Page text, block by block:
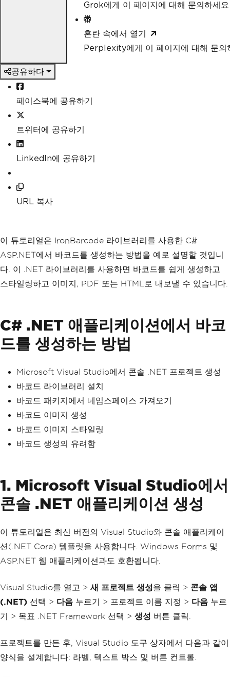
Grok에게 이 페이지에 대해 문의하세요
혼란 속에서 열기
Perplexity에게 이 페이지에 대해 문의
공유하다
페이스북에 공유하기
트위터에 공유하기
LinkedIn에 공유하기
URL 복사
이 튜토리얼은 IronBarcode 라이브러리를 사용한 C#
ASP.NET에서 바코드를 생성하는 방법을 예로 설명할 것입니
다. 이 .NET 라이브러리를 사용하면 바코드를 쉽게 생성하고
스타일링하고 이미지, PDF 또는 HTML로 내보낼 수 있습니다.
C# .NET 애플리케이션에서 바코
드를 생성하는 방법
Microsoft Visual Studio에서 콘솔 .NET 프로젝트 생성
바코드 라이브러리 설치
바코드 패키지에서 네임스페이스 가져오기
바코드 이미지 생성
바코드 이미지 스타일링
바코드 생성의 유려함
1. Microsoft Visual Studio에서
콘솔 .NET 애플리케이션 생성
이 튜토리얼은 최신 버전의 Visual Studio와 콘솔 애플리케이
션(.NET Core) 템플릿을 사용합니다. Windows Forms 및
ASP.NET 웹 애플리케이션과도 호환됩니다.
Visual Studio를 열고 > 새 프로젝트 생성을 클릭 > 콘솔 앱
(.NET) 선택 > 다음 누르기 > 프로젝트 이름 지정 > 다음 누르
기 > 목표 .NET Framework 선택 > 생성 버튼 클릭.
프로젝트를 만든 후, Visual Studio 도구 상자에서 다음과 같이
양식을 설계합니다: 라벨, 텍스트 박스 및 버튼 컨트롤.